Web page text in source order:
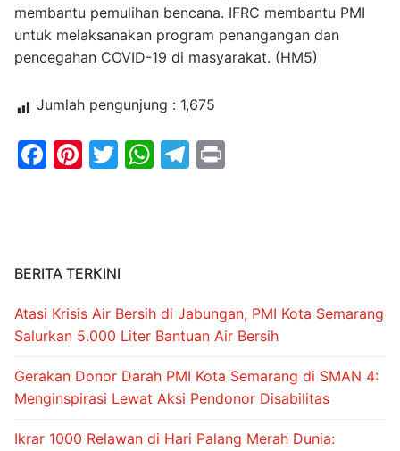
membantu pemulihan bencana. IFRC membantu PMI
untuk melaksanakan program penangangan dan
pencegahan COVID-19 di masyarakat. (HM5)
Jumlah pengunjung : 1,675
Facebook
Pinterest
Twitter
WhatsApp
Telegram
BERITA TERKINI
Atasi Krisis Air Bersih di Jabungan, PMI Kota Semarang
Salurkan 5.000 Liter Bantuan Air Bersih
Gerakan Donor Darah PMI Kota Semarang di SMAN 4:
Menginspirasi Lewat Aksi Pendonor Disabilitas
Ikrar 1000 Relawan di Hari Palang Merah Dunia: